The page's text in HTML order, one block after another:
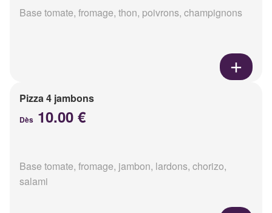
Base tomate, fromage, thon, poivrons, champignons
Pizza 4 jambons
Dès 10.00 €
Base tomate, fromage, jambon, lardons, chorizo,
salami